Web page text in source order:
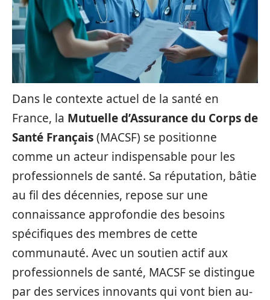
Dans le contexte actuel de la santé en
France, la Mutuelle d’Assurance du Corps de
Santé Français(MACSF) se positionne
comme un acteur indispensable pour les
professionnels de santé. Sa réputation, bâtie
au fil des décennies, repose sur une
connaissance approfondie des besoins
spécifiques des membres de cette
communauté. Avec un soutien actif aux
professionnels de santé, MACSF se distingue
par des services innovants qui vont bien au-